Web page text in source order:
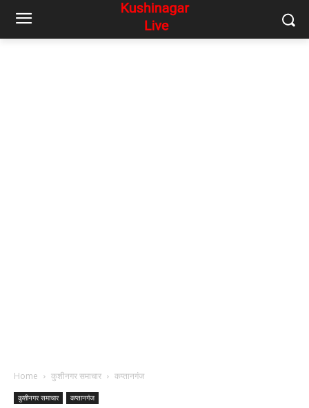
Home कुशीनगर समाचार कप्तानगंज
कुशीनगर समाचार कप्तानगंज